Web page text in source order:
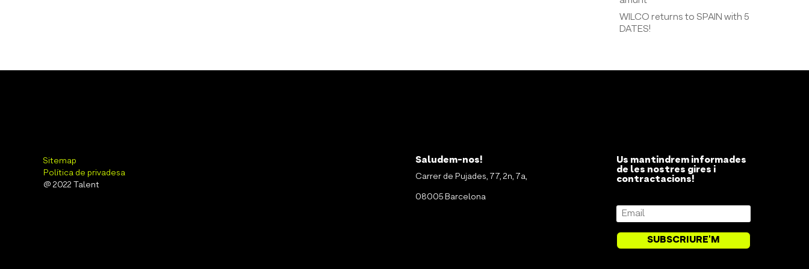
WILCO returns to SPAIN with 5
DATES!
Sitemap
Política de privadesa
@ 2022 Talent
Saludem-nos!
Carrer de Pujades, 77, 2n, 7a,
08005 Barcelona
Us mantindrem informades
de les nostres gires i
contractacions!
SUBSCRIURE'M